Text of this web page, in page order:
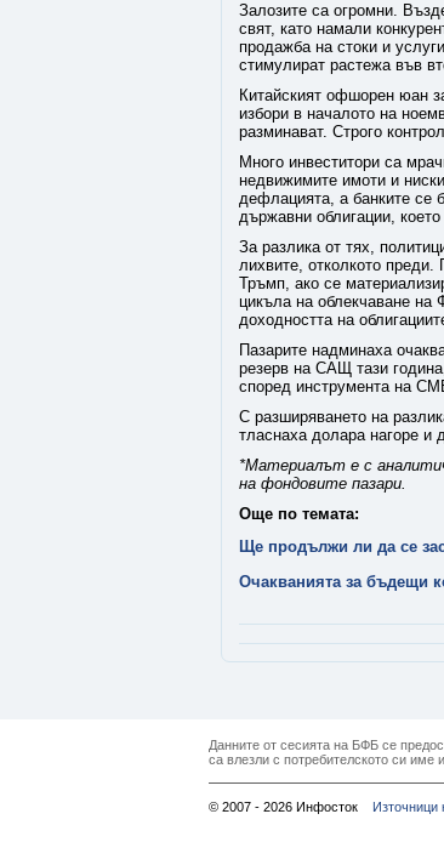
Залозите са огромни.
свят, като намали
продажба на стоки и
стимулират растежа във
Китайският офшорен юан
избори в началото на
разминават. Строго
Много инвеститори са
недвижимите имоти и
дефлацията, а банките се
държавни облигации,
За разлика от тях,
лихвите, отколкото
Тръмп, ако се
цикъла на облекчаване на
доходността на
Пазарите надминаха
резерв на САЩ тази
според инструмента на
С разширяването на
тласнаха долара нагоре и
*Материалът е с
на фондовите пазари.
Още по темата:
Ще продължи ли да се
Очакванията за бъдещи
Данните от сесията на БФБ се
са влезли с потребителското си име
© 2007 - 2026 Инфосток